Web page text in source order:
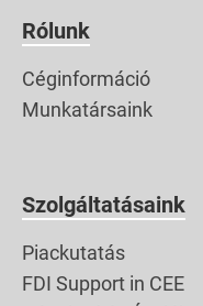
Rólunk
Céginformáció
Munkatársaink
Szolgáltatásaink
Piackutatás
FDI Support in CEE